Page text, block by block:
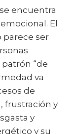
encuentra
El
parece ser
“de
va
de
frustración y
y
y su